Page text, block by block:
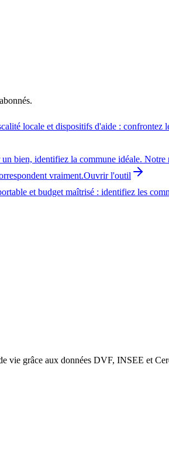
locale et dispositifs d'aide :
bien, identifiez la commune idéale.
vraiment.Ouvrir l'outil
et budget maîtrisé : identifiez les
vie grâce aux données DVF, INSEE et